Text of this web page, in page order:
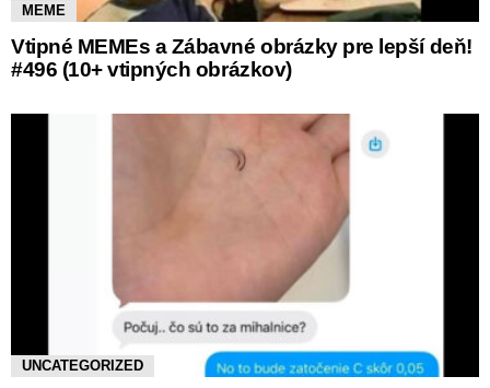
MEME
Vtipné MEMEs a Zábavné obrázky pre lepší deň!
#496 (10+ vtipných obrázkov)
UNCATEGORIZED